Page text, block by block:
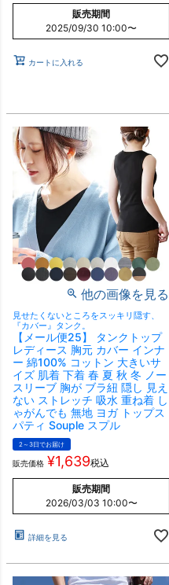
販売期間
2025/09/30 10:00〜
カートに入れる
他の画像を見る
見せたくないところをスッキリ隠す、
『カバー』タンク。
【メール便25】 タンクトップ
レディース 胸元 カバー インナ
ー 綿100% コットン 大きいサ
イズ 肌着 下着 春 夏 秋 冬 ノー
スリーブ 胸が ブラ紐 隠し 見え
ない ストレッチ 吸水 重ね着 し
ゃがんでも 無地 ヨガ トップス
パティ Souple スプル
2～3日でお届け
販売価格 ¥1,639税込
販売期間
2026/03/03 10:00〜
詳細を見る